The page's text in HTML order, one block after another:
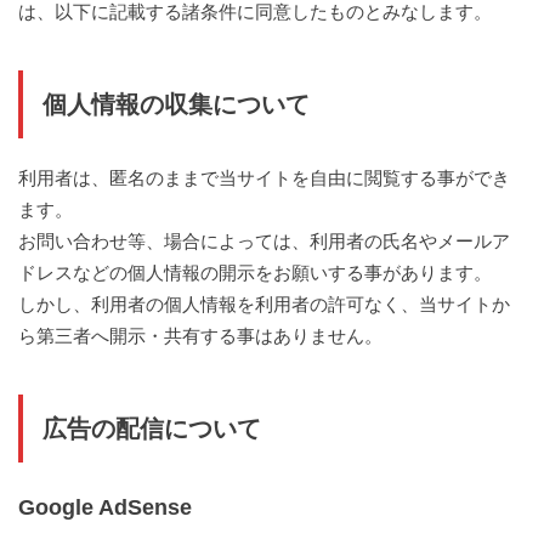
は、以下に記載する諸条件に同意したものとみなします。
個人情報の収集について
利用者は、匿名のままで当サイトを自由に閲覧する事ができ
ます。
お問い合わせ等、場合によっては、利用者の氏名やメールア
ドレスなどの個人情報の開示をお願いする事があります。
しかし、利用者の個人情報を利用者の許可なく、当サイトか
ら第三者へ開示・共有する事はありません。
広告の配信について
Google AdSense